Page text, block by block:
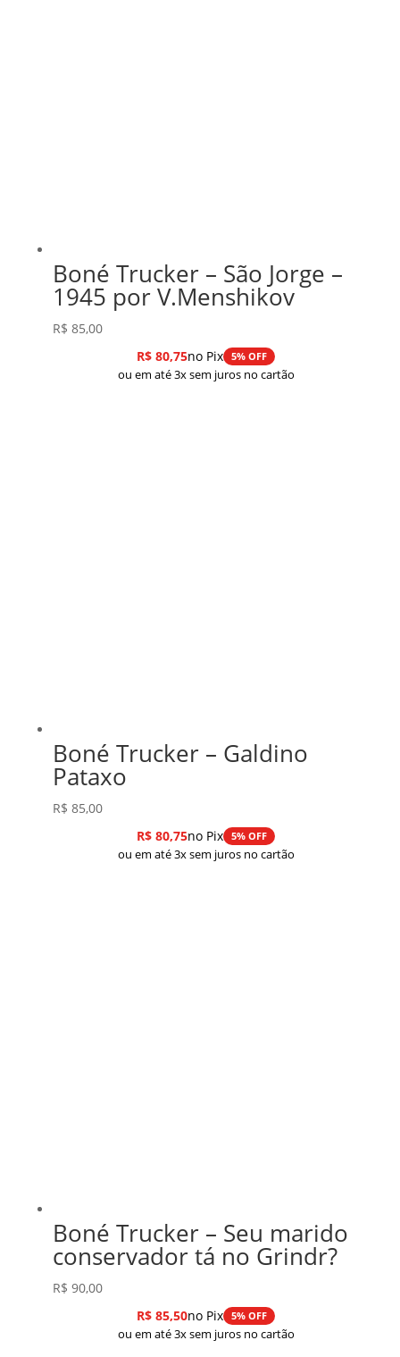
Boné Trucker – São Jorge –
1945 por V.Menshikov
R$ 85,00
R$ 80,75no Pix 5% OFF
ou em até 3x sem juros no cartão
Boné Trucker – Galdino
Pataxo
R$ 85,00
R$ 80,75no Pix 5% OFF
ou em até 3x sem juros no cartão
Boné Trucker – Seu marido
conservador tá no Grindr?
R$ 90,00
R$ 85,50no Pix 5% OFF
ou em até 3x sem juros no cartão